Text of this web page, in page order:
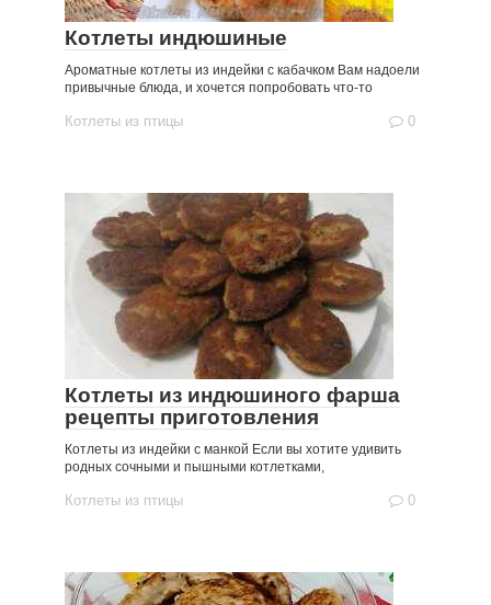
Котлеты индюшиные
Ароматные котлеты из индейки с кабачком Вам надоели
привычные блюда, и хочется попробовать что-то
Котлеты из птицы 0
Котлеты из индюшиного фарша
рецепты приготовления
Котлеты из индейки с манкой Если вы хотите удивить
родных сочными и пышными котлетками,
Котлеты из птицы 0